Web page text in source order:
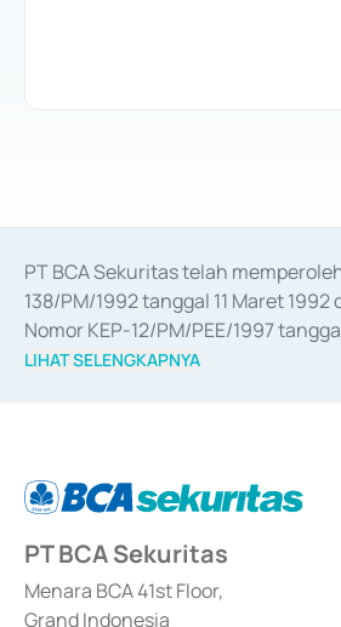
PT BCA Sekuritas telah
138/PM/1992 tanggal 11 Maret
Nomor KEP-12/PM/PEE/1997
merger, akuisisi, divestasi, dan
LIHAT SELENGKAPNYA
PT BCA Sekuritas
Menara BCA 41st Floor,
Grand Indonesia